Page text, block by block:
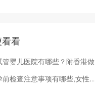
看
医院有哪些？附香港做试管最好的医院排名清单！
查注意事项有哪些,女性孕前检查流程是什么